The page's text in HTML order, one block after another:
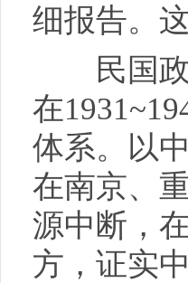
细报告。
民国政
在
体系。以
在南京、
源中断，
方，证实